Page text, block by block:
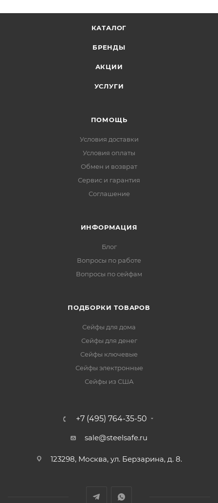
КАТАЛОГ
БРЕНДЫ
АКЦИИ
УСЛУГИ
ПОМОЩЬ
Условия доставки
Условия оплаты
Обмен и возврат
Сервис и гарантия
Соглашение
ИНФОРМАЦИЯ
Блог
Вопросы по работе
Вопросы по сейфам
ПОДБОРКИ ТОВАРОВ
Сейфы для дома
Сейфы для денег
Сейфы ключевые
Сейфы электронные
Сейфы из США
+7 (495) 764-35-50
sale@steelsafe.ru
123298, Москва, ул. Берзарина, д. 8.